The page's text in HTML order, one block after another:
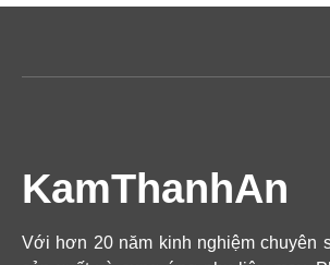
KamThanhAn
Với hơn 20 năm kinh nghiệm chuyên